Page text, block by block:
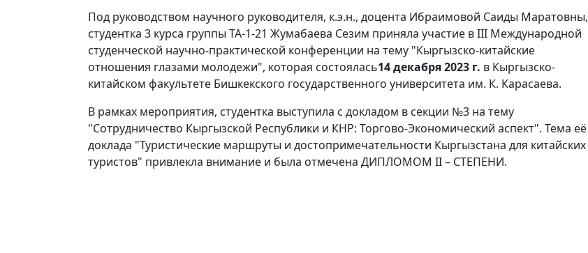
Под руководством научного руководителя, к.э.н., доцента Ибраимовой Саиды Маратовны,
студентка 3 курса группы ТА-1-21 Жумабаева Сезим приняла участие в III Международной
студенческой научно-практической конференции на тему "Кыргызско-китайские
отношения глазами молодежи", которая состоялась14декабря 2023 г. в Кыргызско-
китайском факультете Бишкекского государственного университета им. К. Карасаева.
В рамках мероприятия, студентка выступила с докладом в секции №3 на тему
"Сотрудничество Кыргызской Республики и КНР: Торгово-Экономический аспект". Тема её
доклада "Туристические маршруты и достопримечательности Кыргызстана для китайских
туристов" привлекла внимание и была отмечена ДИПЛОМОМ II – СТЕПЕНИ.